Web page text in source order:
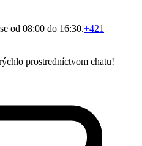
od 08:00 do 16:30.+421
prostredníctvom chatu!